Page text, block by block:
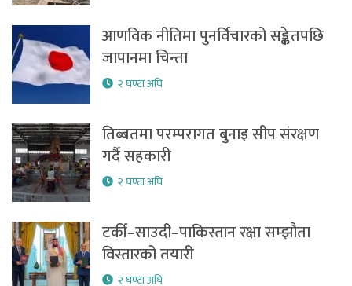
आणविक नीतिमा पुनर्विचारको सङ्केतपछि
जापानमा चिन्ता
२ घण्टा अघि
तिब्बतमा परम्परागत बुनाइ सीप संरक्षण
गर्दै सहकारी
२ घण्टा अघि
टर्की–साउदी–पाकिस्तान रक्षा सम्झौता
विस्तारको तयारी
२ घण्टा अघि